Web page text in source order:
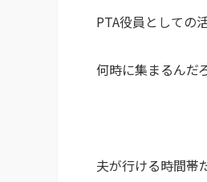
PTA役員としての
何時に集まるんだ
夫が行ける時間帯